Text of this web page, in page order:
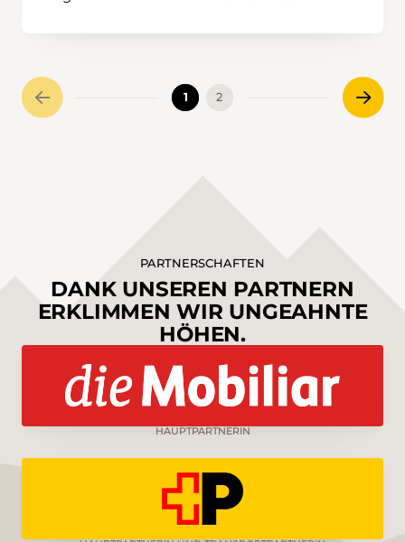
1 2
PARTNERSCHAFTEN
DANK UNSEREN PARTNERN
ERKLIMMEN WIR UNGEAHNTE
HÖHEN.
HAUPTPARTNERIN